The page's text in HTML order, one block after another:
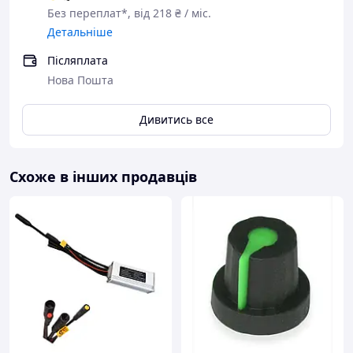
Без переплат*, від 218 ₴ / міс.
Детальніше
Післяплата
Нова Пошта
Дивитись все
Схоже в інших продавців